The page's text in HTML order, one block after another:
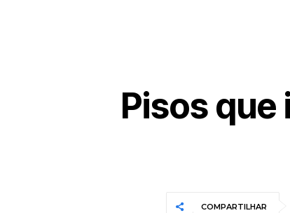
Pisos
COMPARTILHAR